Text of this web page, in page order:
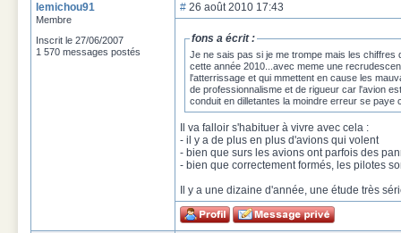
lemichou91
Membre
Inscrit le 27/06/2007
1 570 messages postés
# 26 août 2010 17:43
fons a écrit :
Je ne sais pas si je me trompe mais les
cette année 2010...avec meme une
l'atterrissage et qui mmettent en cause les
de professionnalisme et de rigueur car l'avion
conduit en dilletantes la moindre erreur se paye
Il va falloir s'habituer à vivre avec cela :
- il y a de plus en plus d'avions qui volent
- bien que surs les avions ont parfois des
- bien que correctement formés, les pilotes
Il y a une dizaine d'année, une étude très